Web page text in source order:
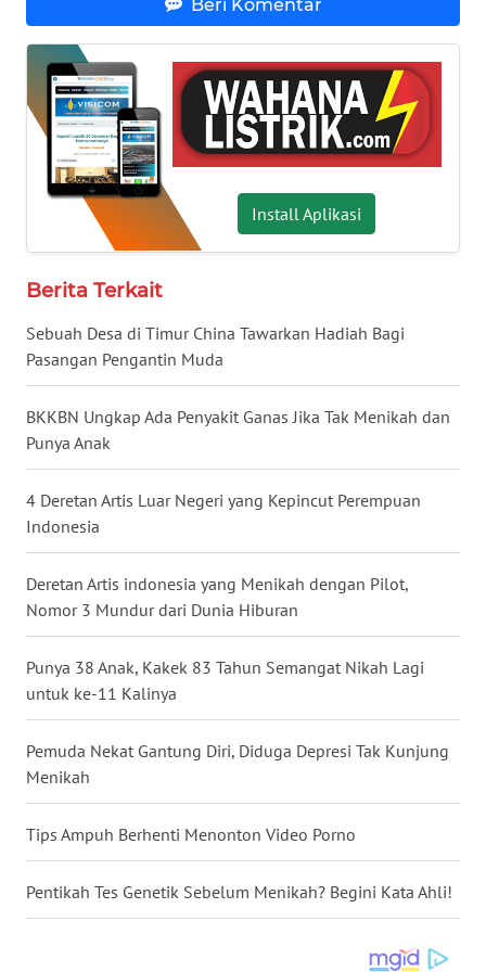
Beri Komentar
Install Aplikasi
Berita Terkait
Sebuah Desa di Timur China Tawarkan Hadiah Bagi
Pasangan Pengantin Muda
BKKBN Ungkap Ada Penyakit Ganas Jika Tak Menikah dan
Punya Anak
4 Deretan Artis Luar Negeri yang Kepincut Perempuan
Indonesia
Deretan Artis indonesia yang Menikah dengan Pilot,
Nomor 3 Mundur dari Dunia Hiburan
Punya 38 Anak, Kakek 83 Tahun Semangat Nikah Lagi
untuk ke-11 Kalinya
Pemuda Nekat Gantung Diri, Diduga Depresi Tak Kunjung
Menikah
Tips Ampuh Berhenti Menonton Video Porno
Pentikah Tes Genetik Sebelum Menikah? Begini Kata Ahli!
SULTENG
WN
SULBAR
WN
BABEL
SUMSEL
BENGKULU
LAMPUNG
JATENG
WN
NUSANTARA
WN
JOGJA
WN
JATIM
WN
BALI